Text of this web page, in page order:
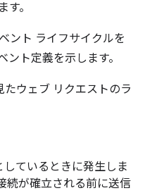
。
ント ライフサイクルを
ト定義を示します。
ているときに発生しま
続が確立される前に送信